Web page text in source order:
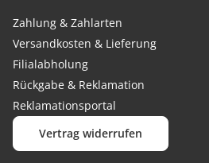
Zahlung & Zahlarten
Versandkosten & Lieferung
Filialabholung
Rückgabe & Reklamation
Reklamationsportal
Vertrag widerrufen